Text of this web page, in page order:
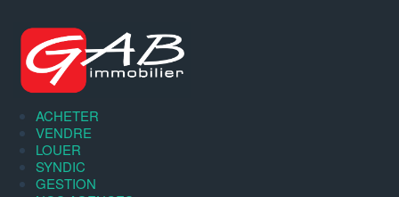
ACHETER
VENDRE
LOUER
SYNDIC
GESTION